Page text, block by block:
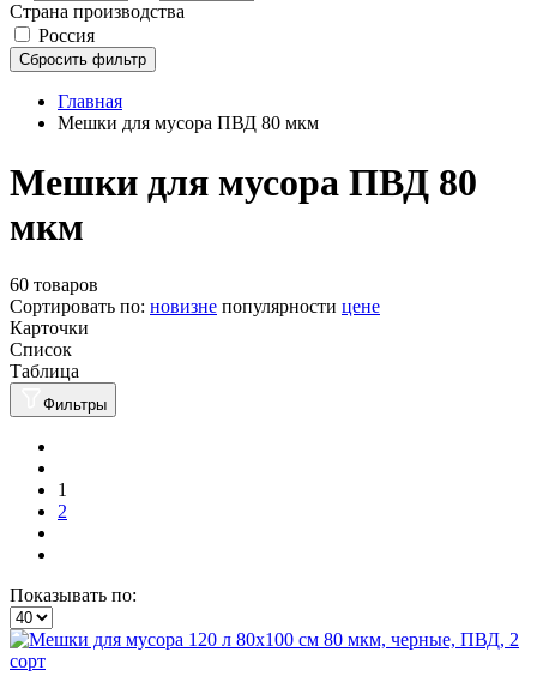
Страна производства
Россия
Сбросить фильтр
Главная
Мешки для мусора ПВД 80 мкм
Мешки для мусора ПВД 80
мкм
60 товаров
Сортировать по: новизне популярности цене
Карточки
Список
Таблица
Фильтры
1
2
Показывать по: